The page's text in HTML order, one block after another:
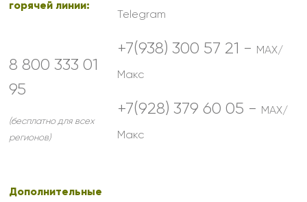
горячей линии:
8 800 333 01
95
(бесплатно для всех
регионов)
Дополнительные
Telegram
+7(938) 300 57 21 - MAX/
Макс
+7(928) 379 60 05 - MAX/
Макс